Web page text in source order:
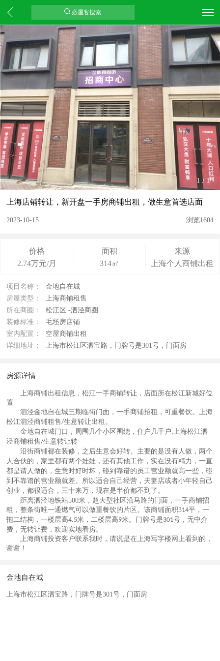
必屋客搜索
1 / 1
上海店铺转让，新开盘一手房商铺出租，做生意首选店面
2023-10-15 浏览1604
价格
2.74万元/月
面积
314㎡
来源
上海个人商铺出租
项目名称：
金地自在城
房屋类型：
上海商铺租售
所在商圈：
松江区 -泗泾商圈
装修标准：
毛坯房店铺
室内配置：
空屋商铺出租
详细地址：
上海市松江区泗宝路，门牌号是301号，门面房
房源详情
上海商铺出租信息，松江一手商铺转让，店面所在松江新城好位
置
泗泾金地自在城三期临街门面，一手商铺招租，可重餐饮。上海
松江泗泾商铺租售/生意转让出租 。
金地自在城门口，周围几个小区围绕，住户几千户, 上海松江泗
泾商铺租售/生意转让转
沿街商铺都在装修，之后生意会好转。主要的是没有人做，两个
人合伙的，家里都有两个娃娃，还有其他工作，实在没有精力，一直
都是请人做的，生意时好时坏，碰到靠谱的员工营业额就高一些，碰
到不靠谱的营业额就差。所以适合自己经营，夫妻店或者小年轻自己
创业，都很适合，三十来万，现在是半价都不到了。
距离泗泾地铁站500米，超大型社区沿马路的门面，一手商铺招
租，整条街唯一通燃气可以做重餐饮的片区。该商铺面积314平，一
拖二结构，一楼层高4.5米，二楼层高9米。门牌号是301号，无中介
费，无转让费，欢迎实地看房。
上海商铺投资客户联系我时，请说是在 上海写字楼网 上看到的，
谢谢！
金地自在城
上海市松江区泗宝路，门牌号是301号，门面房